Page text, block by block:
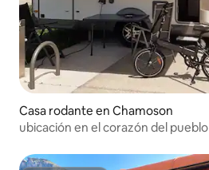
Casa rodante en Chamoson
ubicación en el corazón del pueblo